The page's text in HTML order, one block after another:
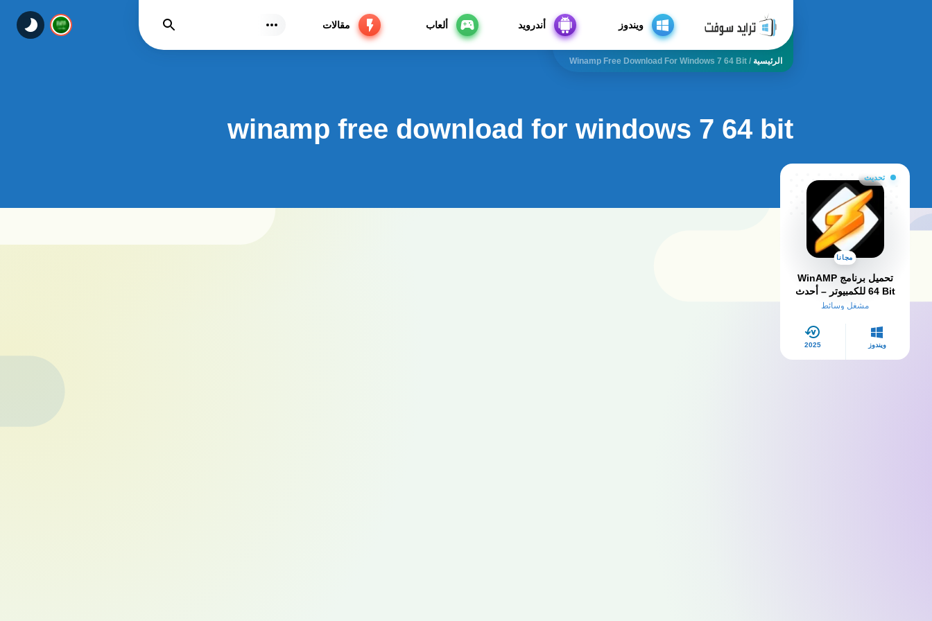
ويندوز أندرويد ألعاب مقالات يجد
الرئيسية /
Winamp Free Download For Windows 7 64 Bit
winamp free download for windows 7 64 bit
تحديث
مجانا
تحميل برنامج WinAMP
64 Bit للكمبيوتر – أحدث
إصدار لتشغيل الموسيقى
مشغل وسائط
ويندوز 2025